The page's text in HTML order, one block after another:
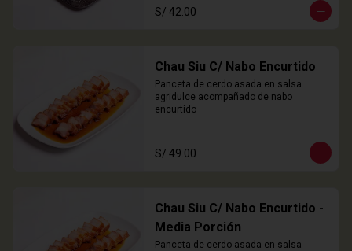
S/ 42.00
Chau Siu C/ Nabo Encurtido
Panceta de cerdo asada en salsa
agridulce acompañado de nabo
encurtido
S/ 49.00
Chau Siu C/ Nabo Encurtido -
Media Porción
Panceta de cerdo asada en salsa